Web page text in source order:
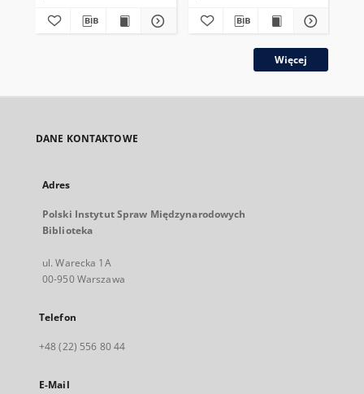
Więcej
DANE KONTAKTOWE
Adres
Polski Instytut Spraw Międzynarodowych
Biblioteka
ul. Warecka 1A
00-950 Warszawa
Telefon
+48 (22) 556 80 44
E-Mail